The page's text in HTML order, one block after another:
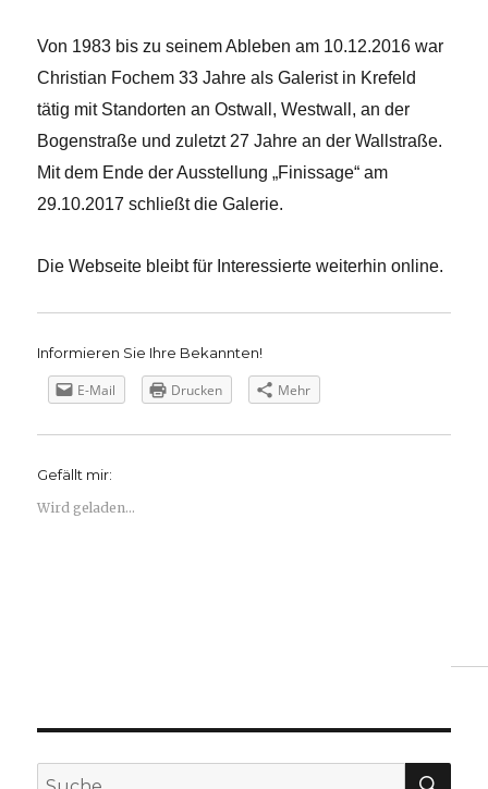
Von 1983 bis zu seinem Ableben am 10.12.2016 war
Christian Fochem 33 Jahre als Galerist in Krefeld
tätig mit Standorten an Ostwall, Westwall, an der
Bogenstraße und zuletzt 27 Jahre an der Wallstraße.
Mit dem Ende der Ausstellung „Finissage“ am
29.10.2017 schließt die Galerie.
Die Webseite bleibt für Interessierte weiterhin online.
Informieren Sie Ihre Bekannten!
E-Mail Drucken Mehr
Gefällt mir:
Wird geladen...
Suche